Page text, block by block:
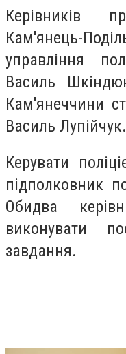
Керівників
Кам'янець-
управління
Василь
Кам'янеччини
Василь Лупійчук.
Керувати
підполковник
Обидва
виконувати
завдання.